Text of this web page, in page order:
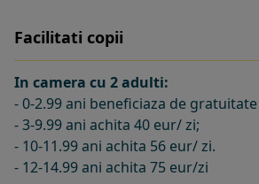
Facilitati copii
In camera cu 2 adulti:
- 0-2.99 ani beneficiaza de
- 3-9.99 ani achita 40 eur/ zi;
- 10-11.99 ani achita 56 eur/ zi.
- 12-14.99 ani achita 75 eur/zi